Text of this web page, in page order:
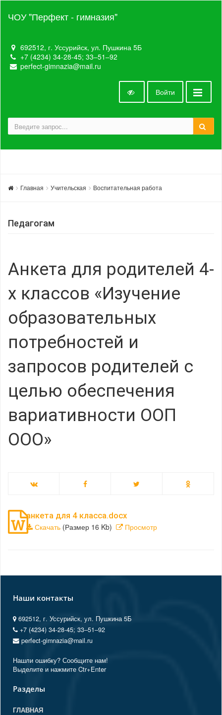
ЧОУ "Перфект - гимназия"
692512, г. Уссурийск, ул. Пушкина 5Б
+7 (4234) 34-28-45; 33‒51‒92
perfect-gimnazia@mail.ru
Войти
Главная Учительская Воспитательная работа
Педагогам
Анкета для родителей 4-
х классов «Изучение
образовательных
потребностей и
запросов родителей с
целью обеспечения
вариативности ООП
ООО»
анкета для 4 класса.docx
Скачать (Размер 16 Kb) Просмотр
Наши контакты
692512, г. Уссурийск, ул. Пушкина 5Б
+7 (4234) 34-28-45; 33‒51‒92
perfect-gimnazia@mail.ru
Нашли ошибку? Сообщите нам!
Выделите и нажмите Ctr+Enter
Разделы
ГЛАВНАЯ